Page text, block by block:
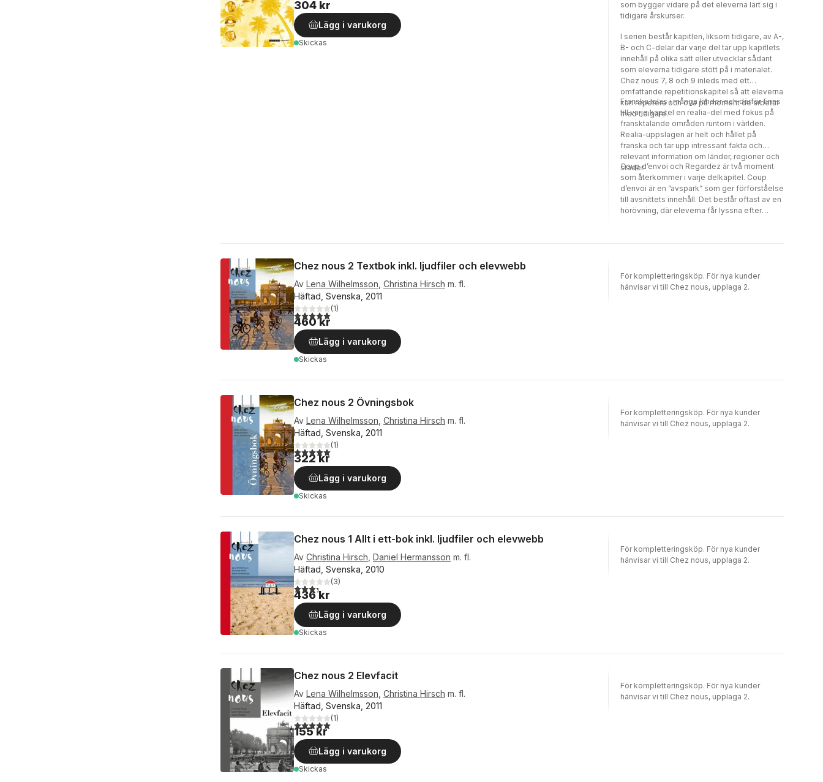
304 kr
Lägg i varukorg
Skickas
som bygger vidare på det eleverna lärt sig i
tidigare årskurser.
I serien består kapitlen, liksom tidigare, av A-,
B- och C-delar där varje del tar upp kapitlets
innehåll på olika sätt eller utvecklar sådant
som eleverna tidigare stött på i materialet.
Chez nous 7, 8 och 9 inleds med ett
omfattande repetitionskapitel så att eleverna
kan repetera och öva på moment de arbetat
med tidigare.
Franska talas i många länder och därför finns
till varje kapitel en realia-del med fokus på
fransktalande områden runtom i världen.
Realia-uppslagen är helt och hållet på
franska och tar upp intressant fakta och
relevant information om länder, regioner och
städer.
Coup d’envoi och Regardez är två moment
som återkommer i varje delkapitel. Coup
d’envoi är en ”avspark” som ger förförståelse
till avsnittets innehåll. Det består oftast av en
hörövning, där eleverna får lyssna efter
samlar ord, uttryck och grammatik som
Chez nous 2 Textbok inkl. ljudfiler och elevwebb
Av Lena Wilhelmsson Christina Hirsch m. fl.
Häftad, Svenska, 2011
5,0utav 5 stjärnor. Totalt antal röster:
(1)
460 kr
Lägg i varukorg
Skickas
För kompletteringsköp. För nya kunder
hänvisar vi till Chez nous, upplaga 2.
Chez nous 2 Övningsbok
Av Lena Wilhelmsson Christina Hirsch m. fl.
Häftad, Svenska, 2011
5,0utav 5 stjärnor. Totalt antal röster:
(1)
322 kr
Lägg i varukorg
Skickas
För kompletteringsköp. För nya kunder
hänvisar vi till Chez nous, upplaga 2.
Chez nous 1 Allt i ett-bok inkl. ljudfiler och elevwebb
Av Christina Hirsch Daniel Hermansson m. fl.
Häftad, Svenska, 2010
3,3utav 5 stjärnor. Totalt antal röster:
(3)
436 kr
Lägg i varukorg
Skickas
För kompletteringsköp. För nya kunder
hänvisar vi till Chez nous, upplaga 2.
Chez nous 2 Elevfacit
Av Lena Wilhelmsson Christina Hirsch m. fl.
Häftad, Svenska, 2011
5,0utav 5 stjärnor. Totalt antal röster:
(1)
155 kr
Lägg i varukorg
Skickas
För kompletteringsköp. För nya kunder
hänvisar vi till Chez nous, upplaga 2.